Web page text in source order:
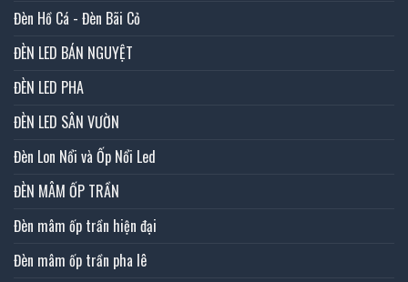
Đèn Hồ Cá - Đèn Bãi Cỏ
ĐÈN LED BÁN NGUYỆT
ĐÈN LED PHA
ĐÈN LED SÂN VƯỜN
Đèn Lon Nổi và Ốp Nổi Led
ĐÈN MÂM ỐP TRẦN
Đèn mâm ốp trần hiện đại
Đèn mâm ốp trần pha lê